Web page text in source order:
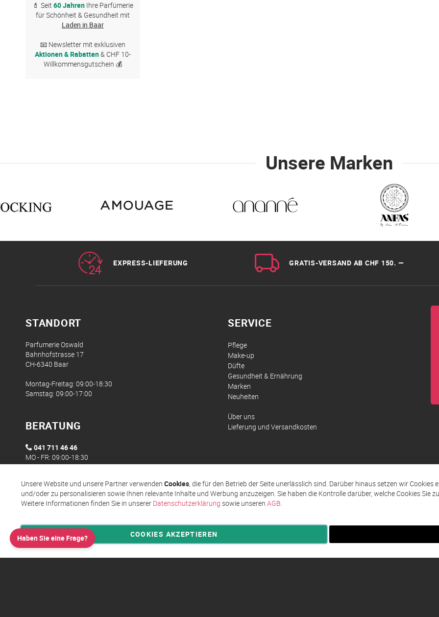
💄 Seit 60 JahrenIhre Parfümerie
für Schönheit & Gesundheit mit
Laden in Baar
📧 Newsletter mit exklusiven
Aktionen & Rabatten& CHF 10-
Willkommensgutschein 💰
Unsere Marken
EXPRESS-LIEFERUNG GRATIS-VERSAND AB CHF 150. —
STANDORT
Parfumerie Oswald
Bahnhofstrasse 17
CH-6340 Baar
Montag-Freitag: 09:00-18:30
Samstag: 09:00-17:00
BERATUNG
041 711 46 46
MO - FR: 09:00-18:30
SERVICE
Pflege
Make-up
Düfte
Gesundheit & Ernährung
Marken
Neuheiten
Über uns
Lieferung und Versandkosten
Privatsphäre und Datenschutz Allgemeine Geschäftsbedingungen AGB Impressum
Haben Sie eine Frage?
Unsere Website und unsere Partner verwendenCookies, die für den Betrieb der Seite unerlässlich sind. Darüber hinaus setzen wir Cookies
und/oder zu personalisieren sowie Ihnen relevante Inhalte und Werbung anzuzeigen. Sie haben die Kontrolle darüber, welche Cookies Sie
Weitere Informationen finden Sie in unserer Datenschutzerklärung sowie unserenAGB.
COOKIES AKZEPTIEREN